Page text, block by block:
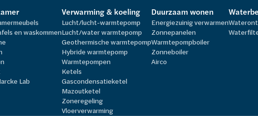
en waskommen
Lab
Verwarming & koeling
Lucht/lucht-warmtepomp
Lucht/water warmtepomp
Geothermische warmtepomp
Hybride warmtepomp
Warmtepompen
Ketels
Gascondensatieketel
Mazoutketel
Zoneregeling
Vloerverwarming
Duurzaam wonen
Energiezuinig verwarmen
Zonnepanelen
Warmtepompboiler
Zonneboiler
Airco